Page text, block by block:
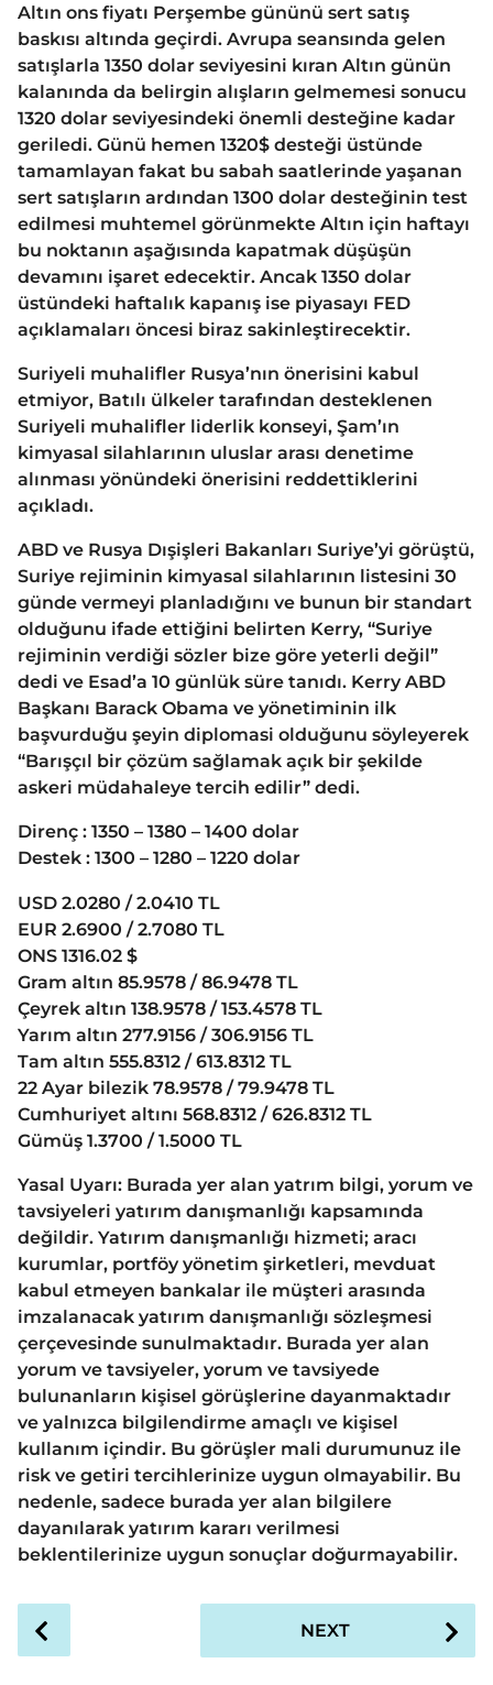
ı
l
a
g
o
a
g
o
Altın ons fiyatı Perşembe gününü sert satış
baskısı altında geçirdi. Avrupa seansında gelen
satışlarla 1350 dolar seviyesini kıran Altın günün
kalanında da belirgin alışların gelmemesi sonucu
1320 dolar seviyesindeki önemli desteğine kadar
geriledi. Günü hemen 1320$ desteği üstünde
tamamlayan fakat bu sabah saatlerinde yaşanan
sert satışların ardından 1300 dolar desteğinin test
edilmesi muhtemel görünmekte Altın için haftayı
bu noktanın aşağısında kapatmak düşüşün
devamını işaret edecektir. Ancak 1350 dolar
üstündeki haftalık kapanış ise piyasayı FED
açıklamaları öncesi biraz sakinleştirecektir.
Suriyeli muhalifler Rusya’nın önerisini kabul
etmiyor, Batılı ülkeler tarafından desteklenen
Suriyeli muhalifler liderlik konseyi, Şam’ın
kimyasal silahlarının uluslar arası denetime
alınması yönündeki önerisini reddettiklerini
açıkladı.
ABD ve Rusya Dışişleri Bakanları Suriye’yi görüştü,
Suriye rejiminin kimyasal silahlarının listesini 30
günde vermeyi planladığını ve bunun bir standart
olduğunu ifade ettiğini belirten Kerry, “Suriye
rejiminin verdiği sözler bize göre yeterli değil”
dedi ve Esad’a 10 günlük süre tanıdı. Kerry ABD
Başkanı Barack Obama ve yönetiminin ilk
başvurduğu şeyin diplomasi olduğunu söyleyerek
“Barışçıl bir çözüm sağlamak açık bir şekilde
askeri müdahaleye tercih edilir” dedi.
Direnç : 1350 – 1380 – 1400 dolar
Destek : 1300 – 1280 – 1220 dolar
USD 2.0280 / 2.0410 TL
EUR 2.6900 / 2.7080 TL
ONS 1316.02 $
Gram altın 85.9578 / 86.9478 TL
Çeyrek altın 138.9578 / 153.4578 TL
Yarım altın 277.9156 / 306.9156 TL
Tam altın 555.8312 / 613.8312 TL
22 Ayar bilezik 78.9578 / 79.9478 TL
Cumhuriyet altını 568.8312 / 626.8312 TL
Gümüş 1.3700 / 1.5000 TL
Yasal Uyarı: Burada yer alan yatrım bilgi, yorum ve
tavsiyeleri yatırım danışmanlığı kapsamında
değildir. Yatırım danışmanlığı hizmeti; aracı
kurumlar, portföy yönetim şirketleri, mevduat
kabul etmeyen bankalar ile müşteri arasında
imzalanacak yatırım danışmanlığı sözleşmesi
çerçevesinde sunulmaktadır. Burada yer alan
yorum ve tavsiyeler, yorum ve tavsiyede
bulunanların kişisel görüşlerine dayanmaktadır
ve yalnızca bilgilendirme amaçlı ve kişisel
kullanım içindir. Bu görüşler mali durumunuz ile
risk ve getiri tercihlerinize uygun olmayabilir. Bu
nedenle, sadece burada yer alan bilgilere
dayanılarak yatırım kararı verilmesi
beklentilerinize uygun sonuçlar doğurmayabilir.
o
NEXT